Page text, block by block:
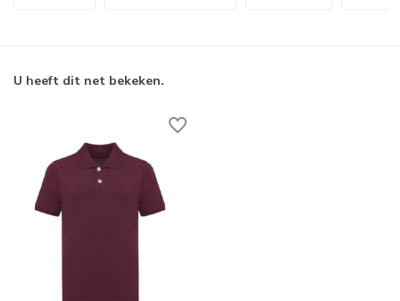
U heeft dit net bekeken.